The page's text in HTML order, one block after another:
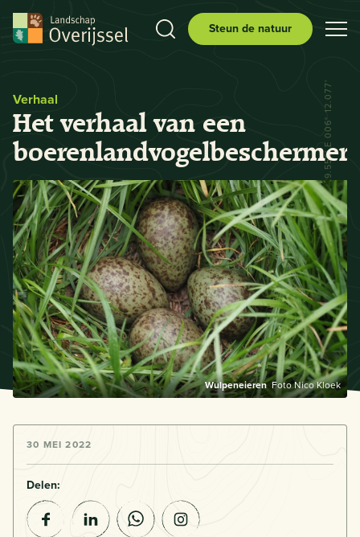
Steun de natuur
Verhaal
Het verhaal van een
boerenlandvogelbeschermer
WulpeneierenFoto Nico Kloek
N 52° 29.556' E 006° 12.077'
30 MEI 2022
Delen: